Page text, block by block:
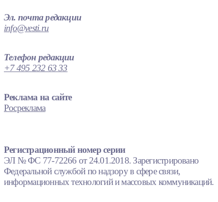
Эл. почта редакции
info@vesti.ru
Телефон редакции
+7 495 232 63 33
Реклама на сайте
Росреклама
Регистрационный номер серии
ЭЛ № ФС 77-72266 от 24.01.2018. Зарегистрировано
Федеральной службой по надзору в сфере связи,
информационных технологий и массовых коммуникаций.